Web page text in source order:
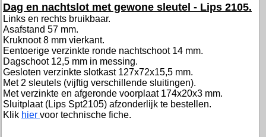
Dag en nachtslot met gewone sleutel - Lips 2105.
Links en rechts bruikbaar.
Asafstand 57 mm.
Kruknoot 8 mm vierkant.
Eentoerige verzinkte ronde nachtschoot 14 mm.
Dagschoot 12,5 mm in messing.
Gesloten verzinkte slotkast 127x72x15,5 mm.
Met 2 sleutels (vijftig verschillende sluitingen).
Met verzinkte en afgeronde voorplaat 174x20x3 mm.
Sluitplaat (Lips Spt2105) afzonderlijk te bestellen.
Klik hier voor technische fiche.